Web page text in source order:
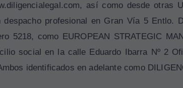
así como desde otras
profesional en Gran Vía 5 Entlo.
5218, como EUROPEAN STRATEGIC
social en la calle Eduardo Ibarra Nº 2
identificados en adelante como